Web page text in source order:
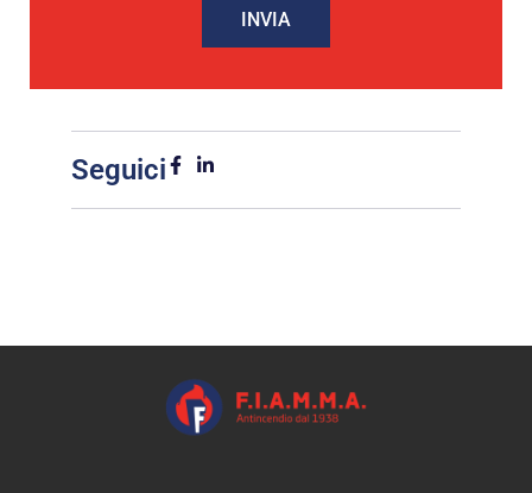
INVIA
Seguici